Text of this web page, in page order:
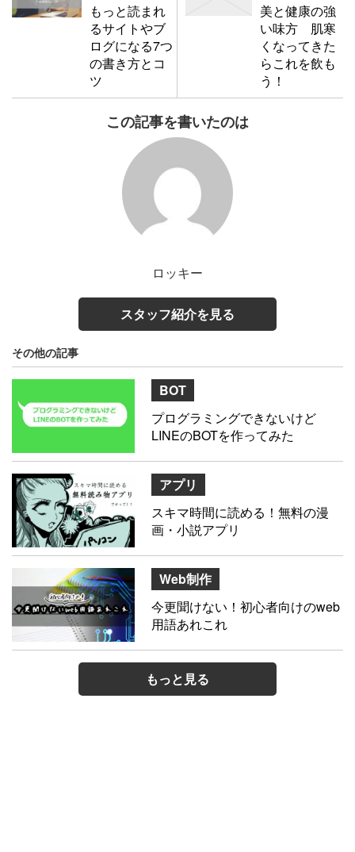
もっと読まれ
るサイトやブ
ログになる7つ
の書き方とコ
ツ
美と健康の強
い味方 肌寒
くなってきた
らこれを飲も
う！
この記事を書いたのは
ロッキー
スタッフ紹介を見る
その他の記事
BOT
プログラミングできないけど
LINEのBOTを作ってみた
アプリ
スキマ時間に読める！無料の漫
画・小説アプリ
Web制作
今更聞けない！初心者向けのweb
用語あれこれ
もっと見る